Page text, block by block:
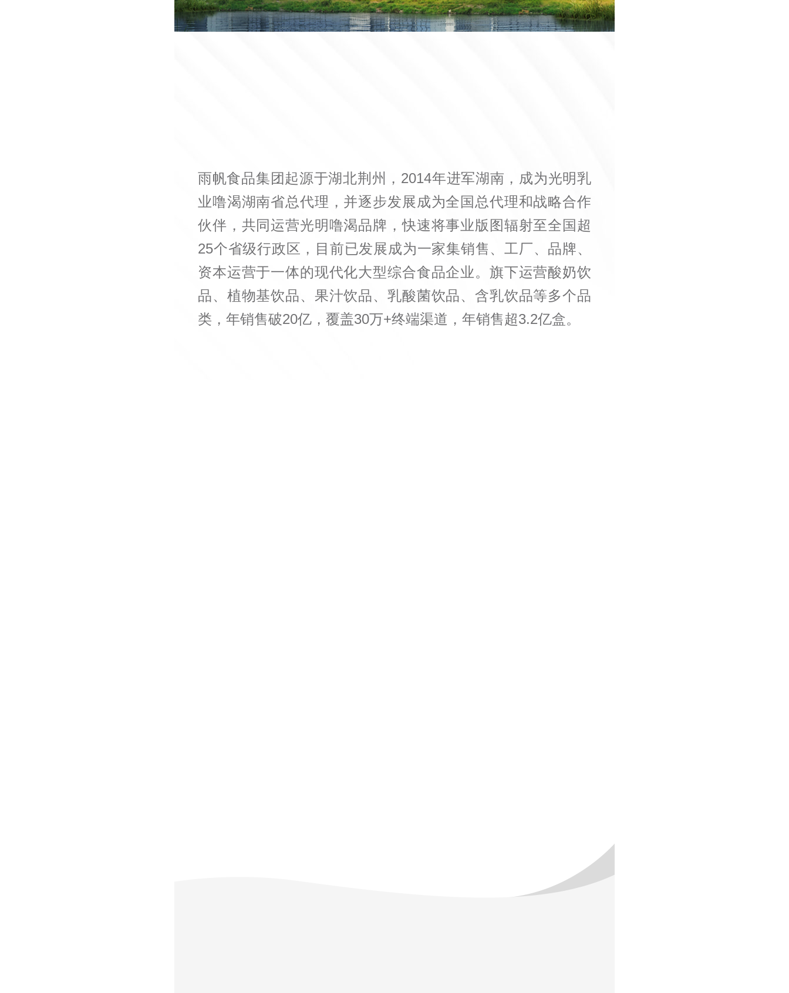
雨帆食品集团起源于湖北荆州，2014年进军湖南，成为光明乳
业噜渴湖南省总代理，并逐步发展成为全国总代理和战略合作
伙伴，共同运营光明噜渴品牌，快速将事业版图辐射至全国超
25个省级行政区，目前已发展成为一家集销售、工厂、品牌、
资本运营于一体的现代化大型综合食品企业。旗下运营酸奶饮
品、植物基饮品、果汁饮品、乳酸菌饮品、含乳饮品等多个品
类，年销售破20亿，覆盖30万+终端渠道，年销售超3.2亿盒。